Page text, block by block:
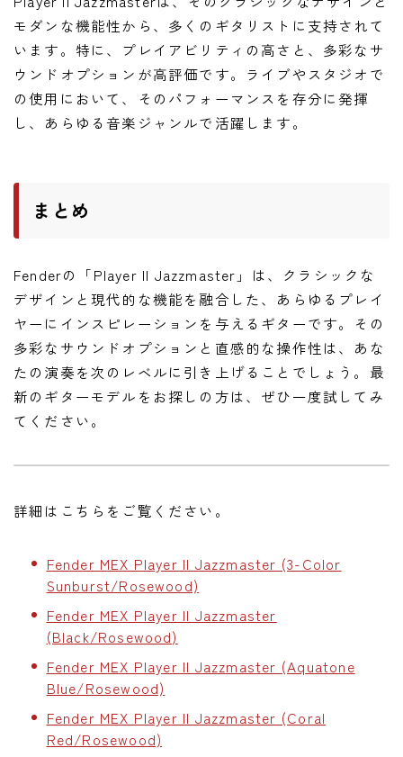
モダンな機能性から、多くのギタリストに支持されて
います。特に、プレイアビリティの高さと、多彩なサ
ウンドオプションが高評価です。ライブやスタジオで
の使用において、そのパフォーマンスを存分に発揮
し、あらゆる音楽ジャンルで活躍します。
まとめ
Fenderの「Player II Jazzmaster」は、クラシックな
デザインと現代的な機能を融合した、あらゆるプレイ
ヤーにインスピレーションを与えるギターです。その
多彩なサウンドオプションと直感的な操作性は、あな
たの演奏を次のレベルに引き上げることでしょう。最
新のギターモデルをお探しの方は、ぜひ一度試してみ
てください。
詳細はこちらをご覧ください。
Fender MEX Player II Jazzmaster (3-Color
Sunburst/Rosewood)
Fender MEX Player II Jazzmaster
(Black/Rosewood)
Fender MEX Player II Jazzmaster (Aquatone
Blue/Rosewood)
Fender MEX Player II Jazzmaster (Coral
Red/Rosewood)